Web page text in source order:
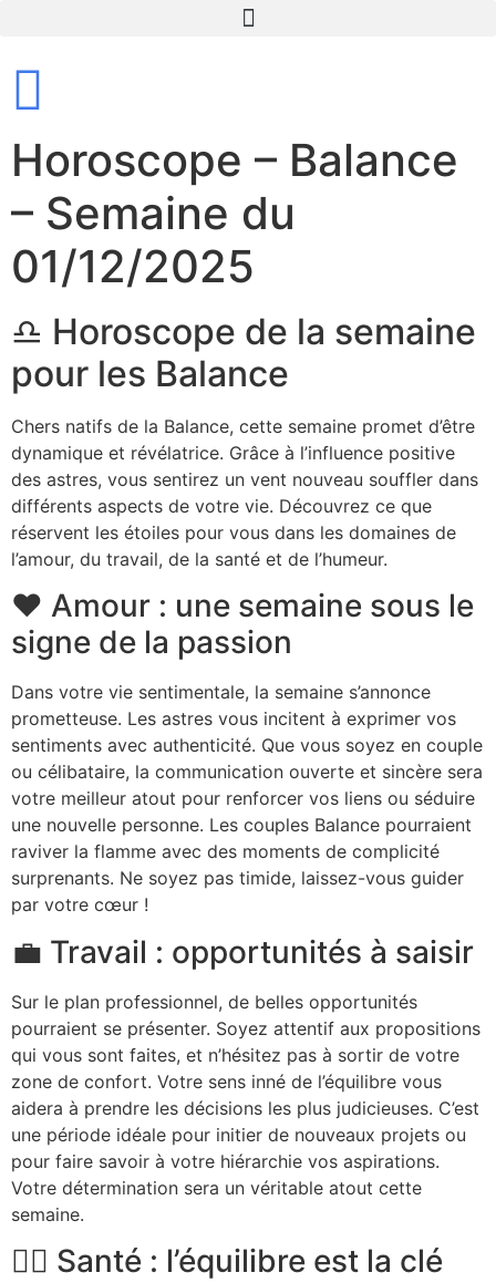
Horoscope – Balance
– Semaine du
01/12/2025
♎ Horoscope de la semaine
pour les Balance
Chers natifs de la Balance, cette semaine promet d’être
dynamique et révélatrice. Grâce à l’influence positive
des astres, vous sentirez un vent nouveau souffler dans
différents aspects de votre vie. Découvrez ce que
réservent les étoiles pour vous dans les domaines de
l’amour, du travail, de la santé et de l’humeur.
❤️ Amour : une semaine sous le
signe de la passion
Dans votre vie sentimentale, la semaine s’annonce
prometteuse. Les astres vous incitent à exprimer vos
sentiments avec authenticité. Que vous soyez en couple
ou célibataire, la communication ouverte et sincère sera
votre meilleur atout pour renforcer vos liens ou séduire
une nouvelle personne. Les couples Balance pourraient
raviver la flamme avec des moments de complicité
surprenants. Ne soyez pas timide, laissez-vous guider
par votre cœur !
💼 Travail : opportunités à saisir
Sur le plan professionnel, de belles opportunités
pourraient se présenter. Soyez attentif aux propositions
qui vous sont faites, et n’hésitez pas à sortir de votre
zone de confort. Votre sens inné de l’équilibre vous
aidera à prendre les décisions les plus judicieuses. C’est
une période idéale pour initier de nouveaux projets ou
pour faire savoir à votre hiérarchie vos aspirations.
Votre détermination sera un véritable atout cette
semaine.
🏃‍♂️ Santé : l’équilibre est la clé